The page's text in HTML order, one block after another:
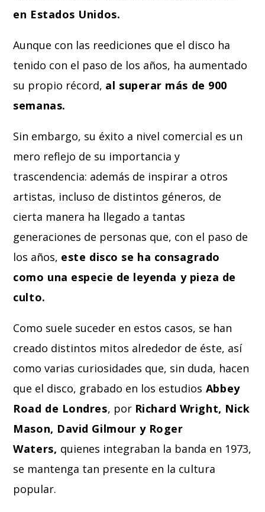
en Estados Unidos.
Aunque con las reediciones que el disco ha
tenido con el paso de los años, ha aumentado
su propio récord, al superar más de 900
semanas.
Sin embargo, su éxito a nivel comercial es un
mero reflejo de su importancia y
trascendencia: además de inspirar a otros
artistas, incluso de distintos géneros, de
cierta manera ha llegado a tantas
generaciones de personas que, con el paso de
los años, este disco se ha consagrado
como una especie de leyenda y pieza de
culto.
Como suele suceder en estos casos, se han
creado distintos mitos alrededor de éste, así
como varias curiosidades que, sin duda, hacen
que el disco, grabado en los estudios Abbey
Road de Londres, por Richard Wright, Nick
Mason, David Gilmour y Roger
Waters, quienes integraban la banda en 1973,
se mantenga tan presente en la cultura
popular.